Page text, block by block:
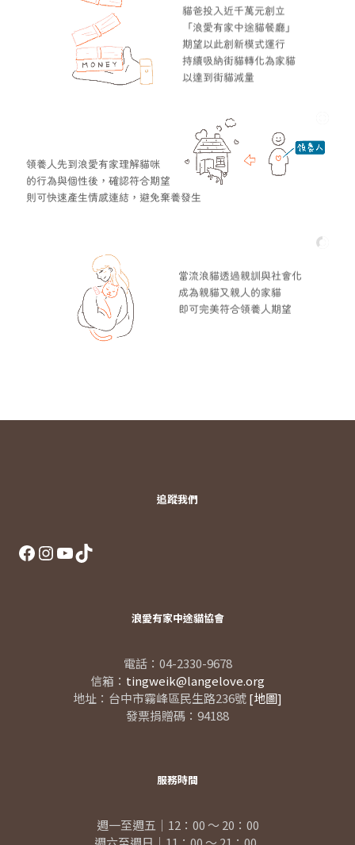
貓爸投入近千萬元創立
「浪愛有家中途貓餐廳」
期望以此創新模式運行
持續吸納街貓轉化為家貓
以達到街貓減量
領養人先到浪愛有家理解貓咪
的行為與個性後，確認符合期望
則可快速產生情感連結，避免棄養發生
當流浪貓透過親訓與社會化
成為親貓又親人的家貓
即可完美符合領養人期望
追蹤我們
Facebook
Instagram
YouTube
TikTok
浪愛有家中途貓協會
電話：04-2330-9678
信箱： tingweik@langelove.org
地址：台中市霧峰區民生路236號[地圖]
發票捐贈碼：94188
服務時間
週一至週五｜12：00 ～ 20：00